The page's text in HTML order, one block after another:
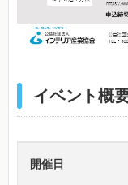
イベント概
開催日